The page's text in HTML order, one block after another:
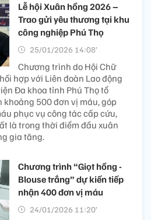
Lễ hội Xuân hồng 2026 –
Trao gửi yêu thương tại khu
công nghiệp Phú Thọ
25/01/2026 14:08’
Chương trình do Hội Chữ
hợp với Liên đoàn Lao động
Đa khoa tỉnh Phú Thọ tổ
khoảng 500 đơn vị máu, góp
phục vụ công tác cấp cứu,
là trong thời điểm đầu xuân
gia tăng.
Chương trình “Giọt hồng -
Blouse trắng” dự kiến tiếp
nhận 400 đơn vị máu
24/01/2026 11:20’